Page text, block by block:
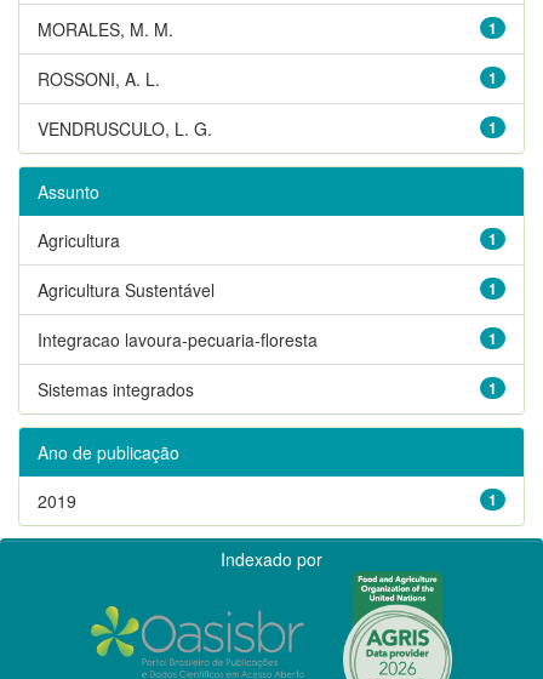
1
MORALES, M. M.
1
ROSSONI, A. L.
1
VENDRUSCULO, L. G.
Assunto
1
Agricultura
1
Agricultura Sustentável
1
Integracao lavoura-pecuaria-floresta
1
Sistemas integrados
Ano de publicação
1
2019
Indexado por